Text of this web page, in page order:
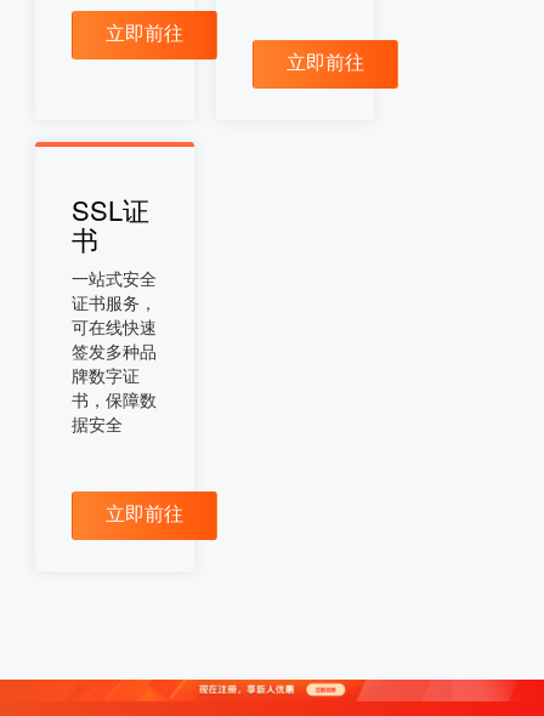
立即前往
立即前往
SSL证
书
一站式安全
证书服务，
可在线快速
签发多种品
牌数字证
书，保障数
据安全
立即前往